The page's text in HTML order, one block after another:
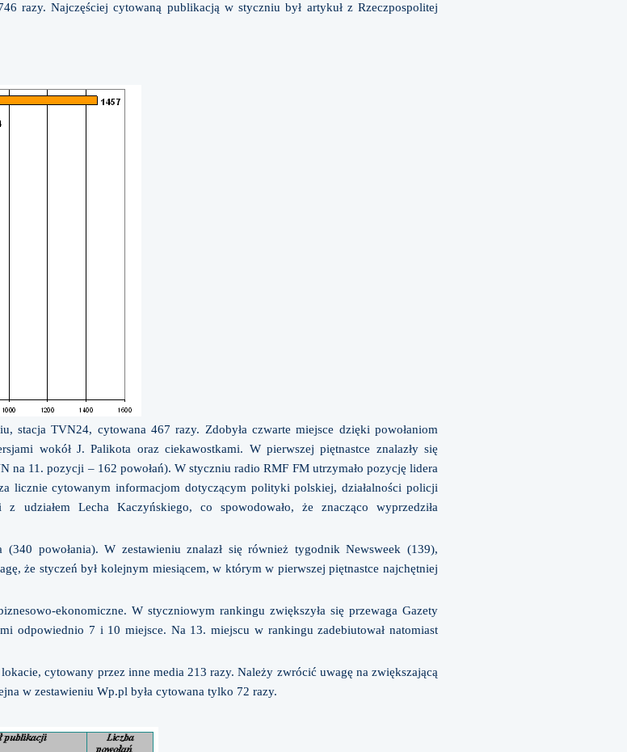
razy. Najczęściej cytowaną publikacją w styczniu był artykuł z Rzeczpospolitej
stacja TVN24, cytowana 467 razy. Zdobyła czwarte miejsce dzięki powołaniom
wokół J. Palikota oraz ciekawostkami. W pierwszej piętnastce znalazły się
11. pozycji – 162 powołań). W styczniu radio RMF FM utrzymało pozycję lidera
licznie cytowanym informacjom dotyczącym polityki polskiej, działalności policji
udziałem Lecha Kaczyńskiego, co spowodowało, że znacząco wyprzedziła
powołania). W zestawieniu znalazł się również tygodnik Newsweek (139),
że styczeń był kolejnym miesiącem, w którym w pierwszej piętnastce najchętniej
ekonomiczne. W styczniowym rankingu zwiększyła się przewaga Gazety
odpowiednio 7 i 10 miejsce. Na 13. miejscu w rankingu zadebiutował natomiast
cytowany przez inne media 213 razy. Należy zwrócić uwagę na zwiększającą
w zestawieniu Wp.pl była cytowana tylko 72 razy.